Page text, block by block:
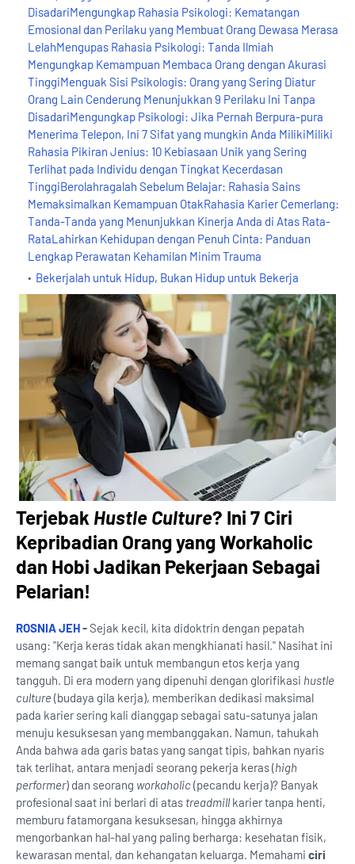
DisadariMengungkap Rahasia Psikologi: Kematangan
Emosional dan Perilaku yang Membuat Orang Dewasa Merasa
LelahMengupas Rahasia Psikologi: Tanda Ilmiah
Mengungkap Kemampuan Membaca Orang dengan Akurasi
TinggiMenguak Sisi Psikologis: Orang yang Sering Diatur
Orang Lain Cenderung Menunjukkan 9 Perilaku Ini Tanpa
DisadariMengungkap Psikologi: Jika Pernah Berpura-pura
Menerima Telepon, Ini 7 Sifat yang mungkin Anda MilikiMiliki
Rahasia Pikiran Jenius: 10 Kebiasaan Unik yang Sering
Terlihat pada Individu dengan Tingkat Kecerdasan
TinggiBerolahragalah Sebelum Belajar: Rahasia Sains
Memaksimalkan Kemampuan OtakRahasia Karier Cemerlang:
Tanda-Tanda yang Menunjukkan Kinerja Anda di Atas Rata-
RataLahirkan Kehidupan dengan Penuh Cinta: Panduan
Lengkap Perawatan Kehamilan Minim Trauma
Bekerjalah untuk Hidup, Bukan Hidup untuk Bekerja
Terjebak Hustle Culture? Ini 7 Ciri
Kepribadian Orang yang Workaholic
dan Hobi Jadikan Pekerjaan Sebagai
Pelarian!
ROSNIA JEH-Sejak kecil, kita didoktrin dengan pepatah
usang: "Kerja keras tidak akan mengkhianati hasil." Nasihat ini
memang sangat baik untuk membangun etos kerja yang
tangguh. Di era modern yang dipenuhi dengan glorifikasi hustle
culture (budaya gila kerja), memberikan dedikasi maksimal
pada karier sering kali dianggap sebagai satu-satunya jalan
menuju kesuksesan yang membanggakan. Namun, tahukah
Anda bahwa ada garis batas yang sangat tipis, bahkan nyaris
tak terlihat, antara menjadi seorang pekerja keras (high
performer) dan seorang workaholic(pecandu kerja)? Banyak
profesional saat ini berlari di atas treadmillkarier tanpa henti,
memburu fatamorgana kesuksesan, hingga akhirnya
mengorbankan hal-hal yang paling berharga: kesehatan fisik,
kewarasan mental, dan kehangatan keluarga. Memahami ciri